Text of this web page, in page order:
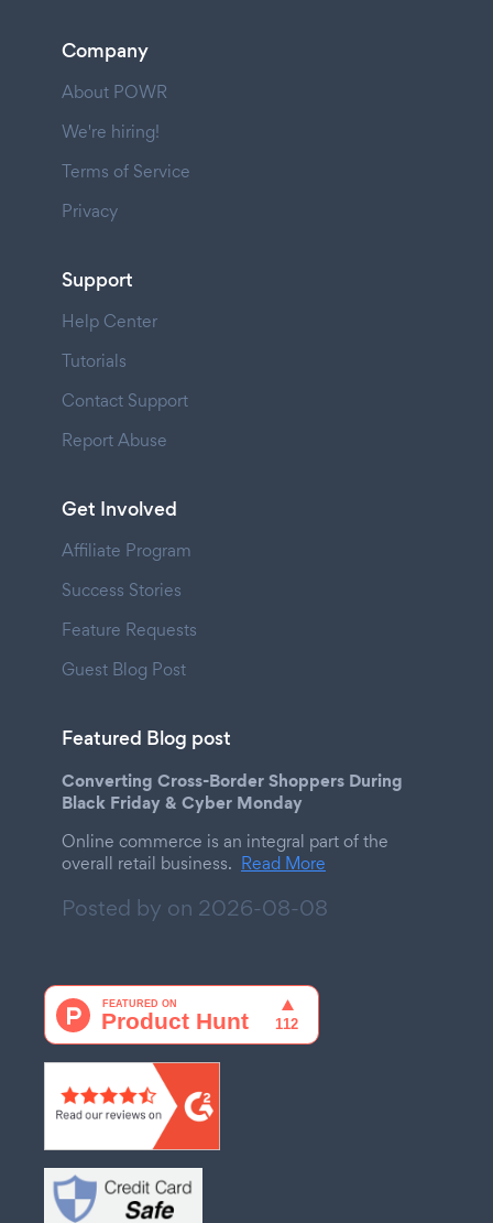
Company
About POWR
We're hiring!
Terms of Service
Privacy
Support
Help Center
Tutorials
Contact Support
Report Abuse
Get Involved
Affiliate Program
Success Stories
Feature Requests
Guest Blog Post
Featured Blog post
Converting Cross-Border Shoppers During
Black Friday & Cyber Monday
Online commerce is an integral part of the
overall retail business. Read More
Posted by on 2026-08-08